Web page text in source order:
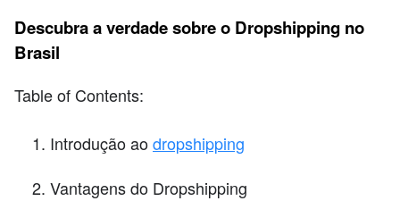
Descubra a verdade sobre o Dropshipping no
Brasil
Table of Contents:
Introdução aodropshipping
Vantagens do Dropshipping